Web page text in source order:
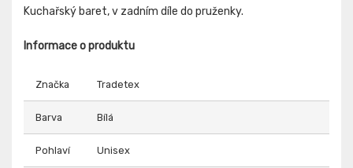
Kuchařský baret, v zadním díle do pruženky.
Informace o produktu
Značka Tradetex
Barva Bílá
Pohlaví Unisex